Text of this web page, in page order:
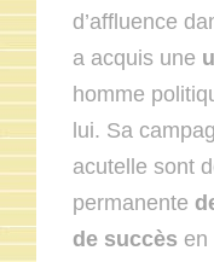
d’affluence
a acquis une
homme
lui. Sa
acutelle sont
permanente
de succès